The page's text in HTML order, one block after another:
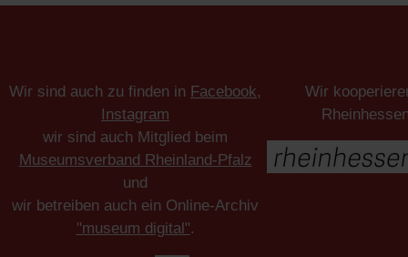
Wir sind auch zu finden in Facebook,
Instagram
wir sind auch Mitglied beim
Museumsverband Rheinland-Pfalz
und
wir betreiben auch ein Online-Archiv
"museum digital".
Wir